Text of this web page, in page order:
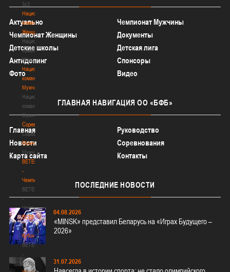
3х3
Национальная
команда.
Женщины
Национальная
команда.
Женщины
Национальная
команда.
Мужчины
Национальная
команда.
Мужчины
Соревнования
Соревнования
Мужчины
Мужчины
BETERA
-
Чемпионат
BETERA
-
Чемпионат
BETERA
-
Кубок
BETERA
-
Кубок
Актуально
Чемпионат Мужчины
Чемпионат Женщины
Документы
Детские школы
Детская лига
Антидопинг
Спонсоры
Фото
Видео
ГЛАВНАЯ НАВИГАЦИЯ ОО «БФБ»
Главная
Руководство
Новости
Соревнования
Карта сайта
Контакты
ПОСЛЕДНИЕ НОВОСТИ
04.08.2026
«MINSK» представил Беларусь на «Играх Будущего –
2026»
31.07.2026